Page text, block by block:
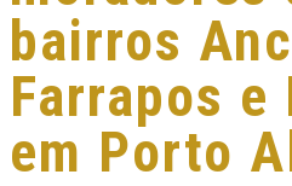
bairros
Farrapos e
em Porto